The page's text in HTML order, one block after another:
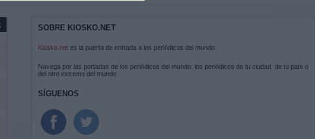
SOBRE KIOSKO.NET
Kiosko.net es la puerta de entrada a los periódicos del mundo.
Navega por las portadas de los periódicos del mundo: los periódicos de tu ciudad, de tu país o
del otro extremo del mundo.
SÍGUENOS